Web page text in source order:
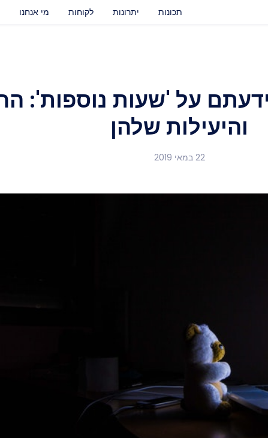
תכונות יתרונות לקוחות מי אנחנו
על 'שעות נוספות':
והיעילות שלהן
22 במאי 2019